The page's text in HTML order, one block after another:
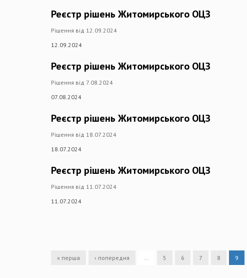
Реєстр рішень Житомирського ОЦЗ
Рішення від 12.09.2024
12.09.2024
Реєстр рішень Житомирського ОЦЗ
Рішення від 7.08.2024
07.08.2024
Реєстр рішень Житомирського ОЦЗ
Рішення від 18.07.2024
18.07.2024
Реєстр рішень Житомирського ОЦЗ
Рішення від 11.07.2024
11.07.2024
« перша ‹ попередня 5 6 7 8 9